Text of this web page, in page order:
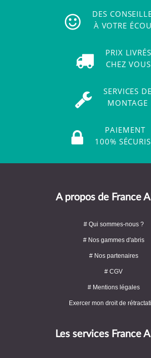
DES
À VOTRE
PRIX LIVRÉS
CHEZ VOUS
SERVICES DE
MONTAGE
PAIEMENT
100%
A propos de France
# Qui sommes-nous ?
# Nos gammes d'abris
# Nos partenaires
# CGV
# Mentions légales
Exercer mon droit de
Les services France